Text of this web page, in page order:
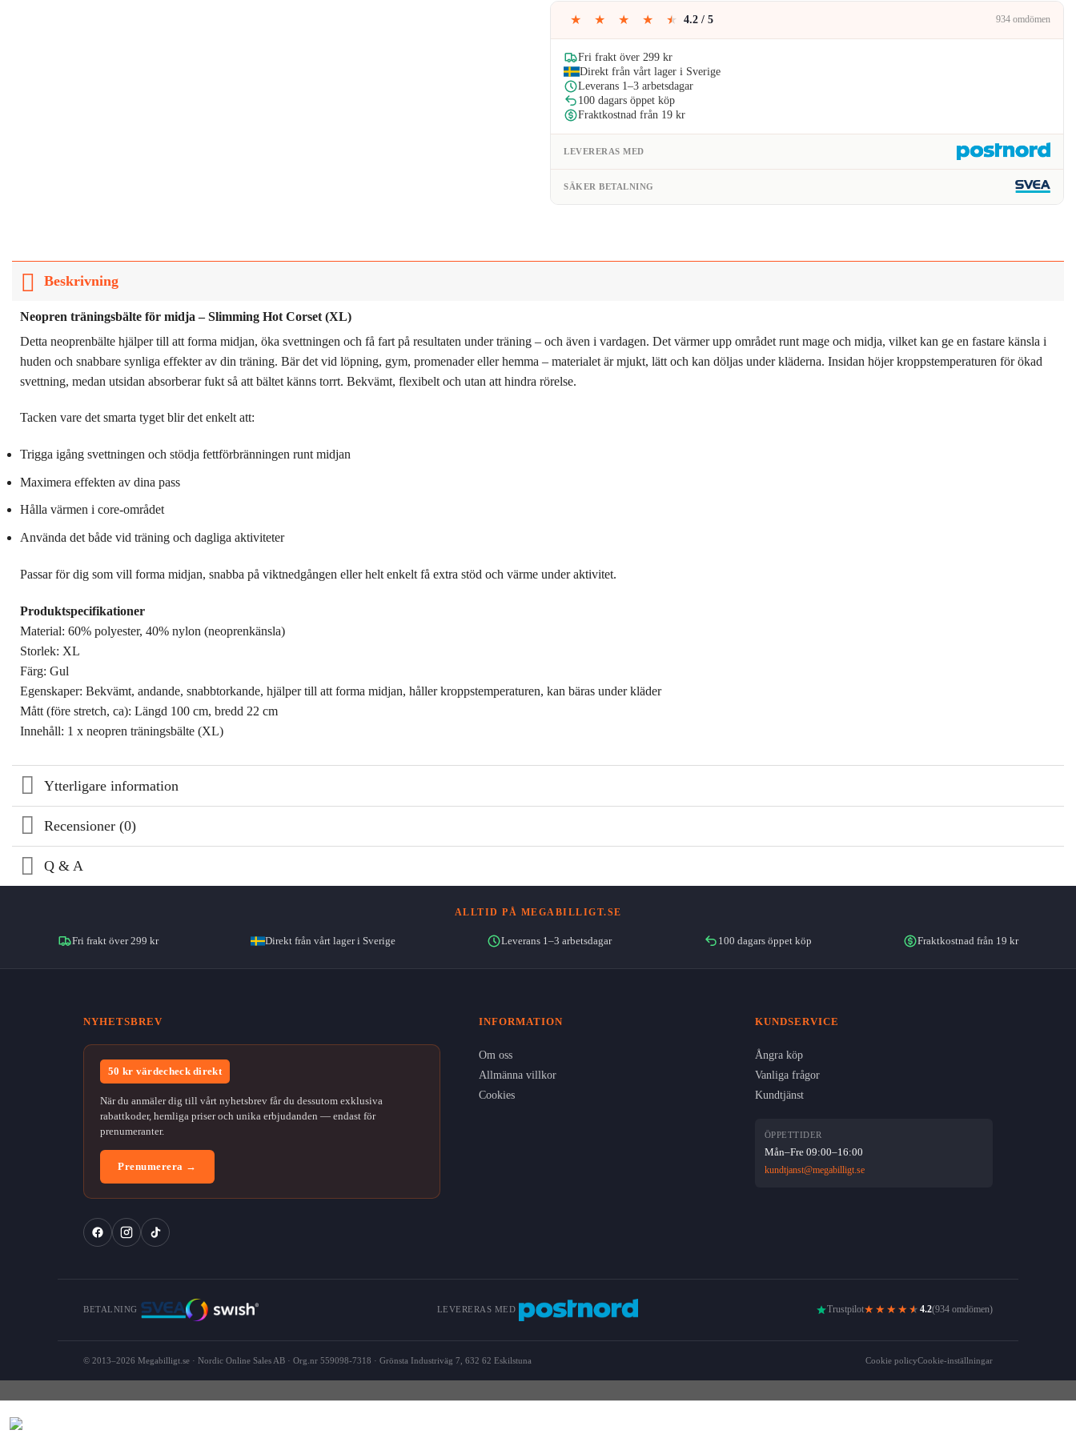
159kr.
★ ★ ★ ★ ★ 4.2 / 5 934 omdömen
Fri frakt över 299 kr
Direkt från vårt lager i Sverige
Leverans 1–3 arbetsdagar
100 dagars öppet köp
Fraktkostnad från 19 kr
LEVERERAS MED
SÄKER BETALNING
Beskrivning
Neopren träningsbälte för midja – Slimming Hot Corset (XL)
Detta neoprenbälte hjälper till att forma midjan, öka svettningen och få fart på resultaten under träning – och även i vardagen. Det värmer upp området runt mage och midja, vilket kan ge en fastare känsla i
huden och snabbare synliga effekter av din träning. Bär det vid löpning, gym, promenader eller hemma – materialet är mjukt, lätt och kan döljas under kläderna. Insidan höjer kroppstemperaturen för ökad
svettning, medan utsidan absorberar fukt så att bältet känns torrt. Bekvämt, flexibelt och utan att hindra rörelse.
Tacken vare det smarta tyget blir det enkelt att:
Trigga igång svettningen och stödja fettförbränningen runt midjan
Maximera effekten av dina pass
Hålla värmen i core-området
Använda det både vid träning och dagliga aktiviteter
Passar för dig som vill forma midjan, snabba på viktnedgången eller helt enkelt få extra stöd och värme under aktivitet.
Produktspecifikationer
Material: 60% polyester, 40% nylon (neoprenkänsla)
Storlek: XL
Färg: Gul
Egenskaper: Bekvämt, andande, snabbtorkande, hjälper till att forma midjan, håller kroppstemperaturen, kan bäras under kläder
Mått (före stretch, ca): Längd 100 cm, bredd 22 cm
Innehåll: 1 x neopren träningsbälte (XL)
Ytterligare information
Recensioner (0)
Q & A
ALLTID PÅ MEGABILLIGT.SE
Fri frakt över 299 kr Direkt från vårt lager i Sverige Leverans 1–3 arbetsdagar 100 dagars öppet köp Fraktkostnad från 19 kr
NYHETSBREV
50 kr värdecheck direkt
När du anmäler dig till vårt nyhetsbrev får du dessutom exklusiva
rabattkoder, hemliga priser och unika erbjudanden — endast för
prenumeranter.
Prenumerera →
INFORMATION
Om oss
Allmänna villkor
Cookies
KUNDSERVICE
Ångra köp
Vanliga frågor
Kundtjänst
ÖPPETTIDER
Mån–Fre 09:00–16:00
kundtjanst@megabilligt.se
BETALNING LEVERERAS MED Trustpilot★★★★ ★ 4.2(934 omdömen)
© 2013–2026 Megabilligt.se · Nordic Online Sales AB · Org.nr 559098-7318 · Grönsta Industriväg 7, 632 62 Eskilstuna Cookie policyCookie-inställningar